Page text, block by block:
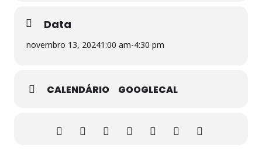
Data
novembro 13, 20241:00 am-4:30 pm
CALENDÁRIO GOOGLECAL